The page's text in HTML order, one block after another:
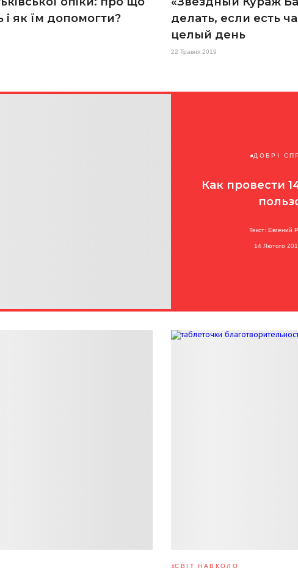
і як їм допомогти?
делать, если есть
целый день
22 Травня 2019
ДОБРІ
Как провести
Текст: Евгений
14 Лютого
СВІТ НАВКОЛО